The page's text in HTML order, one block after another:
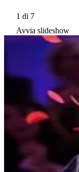
1 di 7
Avvia slideshow